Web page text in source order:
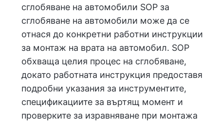
сглобяване на автомобили SOP за
сглобяване на автомобили може да се
отнася до конкретни работни инструкции
за монтаж на врата на автомобил. SOP
обхваща целия процес на сглобяване,
докато работната инструкция предоставя
подробни указания за инструментите,
спецификациите за въртящ момент и
проверките за изравняване при монтажа